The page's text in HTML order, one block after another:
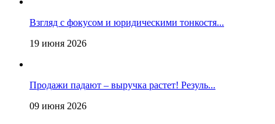
Взгляд с фокусом и юридическими тонкостя...
19 июня 2026
Продажи падают – выручка растет! Резуль...
09 июня 2026